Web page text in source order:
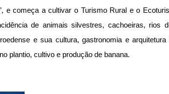
e começa a cultivar o Turismo Rural e o
de animais silvestres, cachoeiras, rios
e sua cultura, gastronomia e
plantio, cultivo e produção de banana.